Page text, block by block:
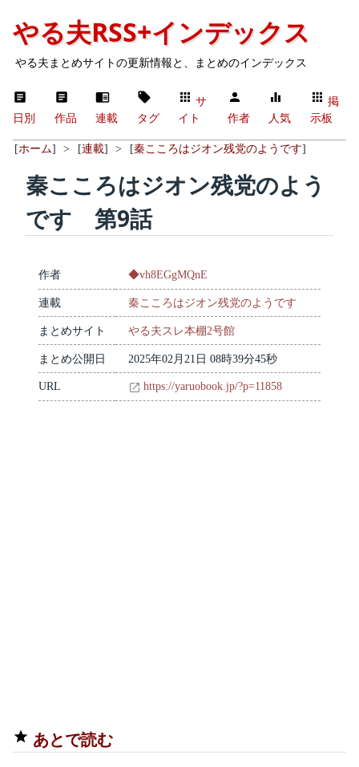
やる夫RSS+インデックス
やる夫まとめサイトの更新情報と、まとめのインデックス
日別 作品 連載 タグ
サ
イト
作者 人気
掲
示板
[ホーム] > [連載] > [秦こころはジオン残党のようです]
秦こころはジオン残党のよう
です 第9話
作者 ◆vh8EGgMQnE
連載 秦こころはジオン残党のようです
まとめサイト やる夫スレ本棚2号館
まとめ公開日 2025年02月21日 08時39分45秒
URL https://yaruobook.jp/?p=11858
あとで読む